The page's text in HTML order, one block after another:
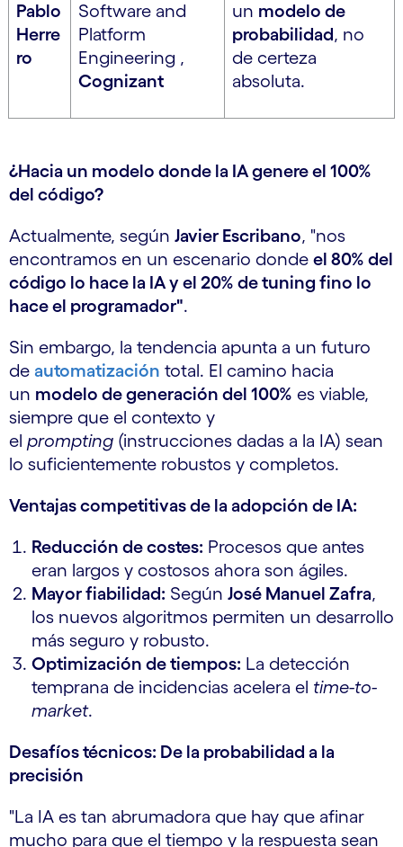
Pablo
Herre
ro
Software and
Platform
Engineering ,
Cognizant
un modelo de
probabilidad, no
de certeza
absoluta.
¿Hacia un modelo donde la IA genere el 100%
del código?
Actualmente, según Javier Escribano, "nos
encontramos en un escenario donde el 80% del
código lo hace la IA y el 20% de tuning fino lo
hace el programador".
Sin embargo, la tendencia apunta a un futuro
de automatización total. El camino hacia
un modelo de generación del 100% es viable,
siempre que el contexto y
el prompting (instrucciones dadas a la IA) sean
lo suficientemente robustos y completos.
Ventajas competitivas de la adopción de IA:
Reducción de costes: Procesos que antes
eran largos y costosos ahora son ágiles.
Mayor fiabilidad: Según José Manuel Zafra,
los nuevos algoritmos permiten un desarrollo
más seguro y robusto.
Optimización de tiempos: La detección
temprana de incidencias acelera el time-to-
market.
Desafíos técnicos: De la probabilidad a la
precisión
"La IA es tan abrumadora que hay que afinar
mucho para que el tiempo y la respuesta sean